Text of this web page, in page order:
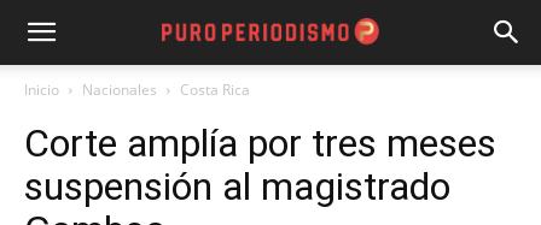
Inicio Nacionales Costa Rica
Corte amplía por tres meses
suspensión al magistrado